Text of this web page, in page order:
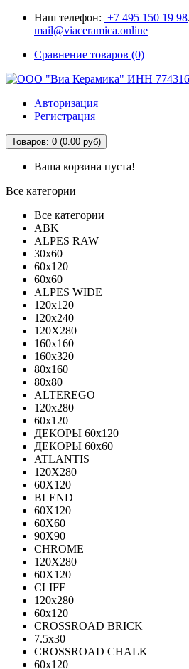
Наш телефон: +7 495 150 19 98
mail@viaceramica.online
Сравнение товаров (0)
Авторизация
Регистрация
Товаров: 0 (0.00 руб)
Ваша корзина пуста!
Все категории
Все категории
ABK
ALPES RAW
30x60
60x120
60x60
ALPES WIDE
120x120
120x240
120X280
160x160
160x320
80x160
80x80
ALTEREGO
120х280
60х120
ДЕКОРЫ 60х120
ДЕКОРЫ 60х60
ATLANTIS
120X280
60X120
BLEND
60Х120
60Х60
90Х90
CHROME
120X280
60X120
CLIFF
120x280
60x120
CROSSROAD BRICK
7.5х30
CROSSROAD CHALK
60х120